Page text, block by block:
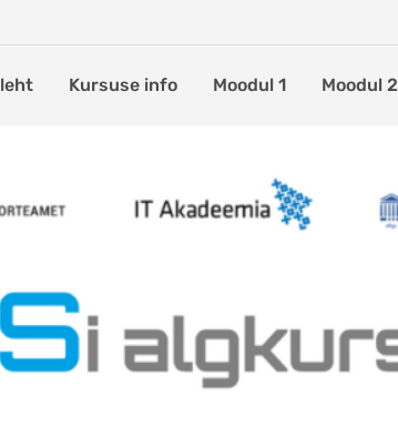
Kursuse info Moodul 1 Moodul 2